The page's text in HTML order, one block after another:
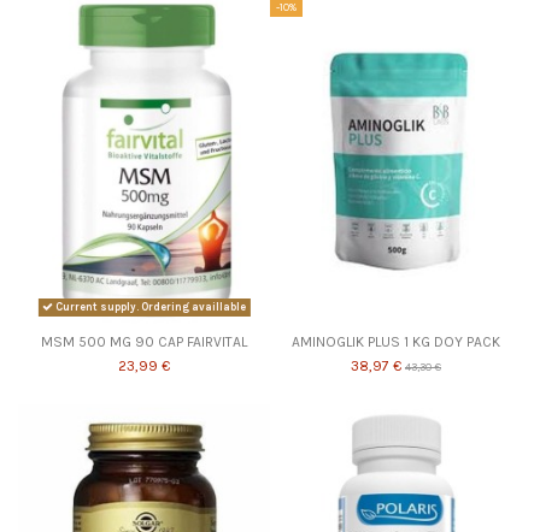
Current supply. Ordering availlable
MSM 500 MG 90 CAP FAIRVITAL
23,99 €
-10%
AMINOGLIK PLUS 1 KG DOY PACK
38,97 € 43,30 €